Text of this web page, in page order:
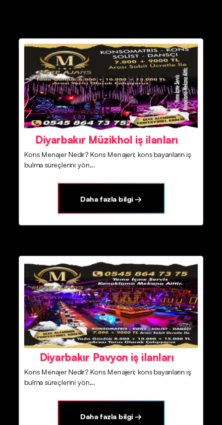
Diyarbakır Müzikhol iş ilanları
Kons Menajer Nedir? Kons Menajeri; kons bayanların iş
bulma süreçlerini yön...
Daha fazla bilgi →
Diyarbakır Pavyon iş ilanları
Kons Menajer Nedir? Kons Menajeri; kons bayanların iş
bulma süreçlerini yön...
Daha fazla bilgi →